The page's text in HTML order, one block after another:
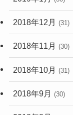
2018年12月 (31)
2018年11月 (30)
2018年10月 (31)
2018年9月 (30)